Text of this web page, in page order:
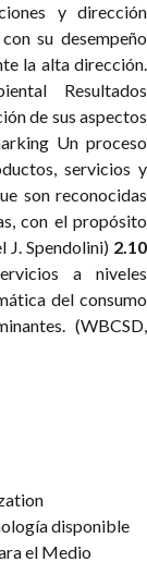
y dirección
su desempeño
la alta dirección.
Resultados
de sus aspectos
Un proceso
servicios y
son reconocidas
con el propósito
J. Spendolini) 2.10
a niveles
del consumo
(WBCSD,
disponible
el Medio